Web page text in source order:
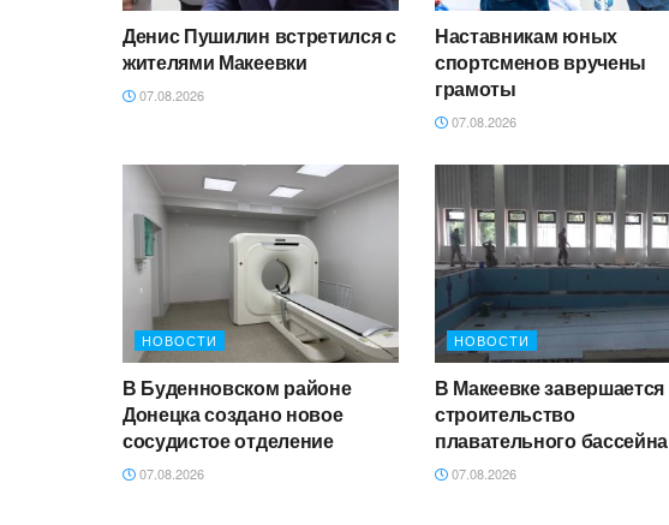
Денис Пушилин встретился с
жителями Макеевки
07.08.2026
Наставникам юных
спортсменов вручены
грамоты
07.08.2026
НОВОСТИ
В Буденновском районе
Донецка создано новое
сосудистое отделение
07.08.2026
НОВОСТИ
В Макеевке завершается
строительство
плавательного бассейна
07.08.2026